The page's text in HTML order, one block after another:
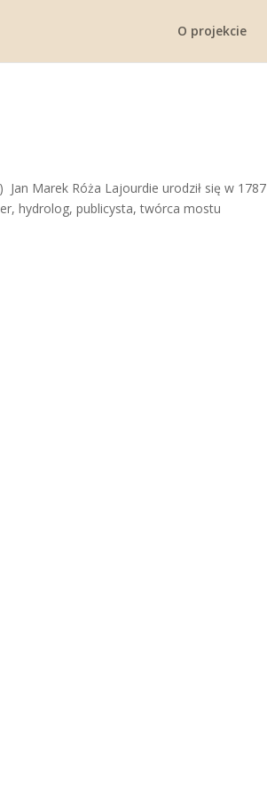
O projekcie
Marek Róża Lajourdie urodził się w 1787
hydrolog, publicysta, twórca mostu